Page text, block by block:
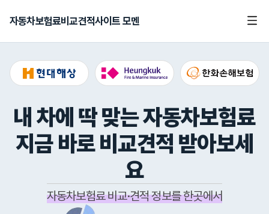
자동차보험료비교견적사이트 모멘
내 차에 딱 맞는 자동차보험료
지금 바로 비교견적 받아보세
요
자동차보험료 비교·견적 정보를 한곳에서